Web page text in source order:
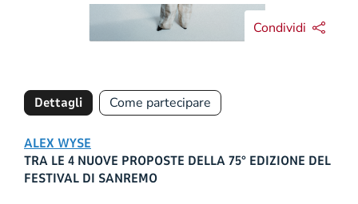
Condividi
Dettagli Come partecipare
ALEX WYSE
TRA LE 4 NUOVE PROPOSTE DELLA 75° EDIZIONE DEL
FESTIVAL DI SANREMO